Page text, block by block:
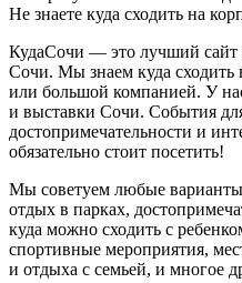
Не знаете куда сходить на
КудаСочи — это лучший сайт
Сочи. Мы знаем куда сходить
или большой компанией. У
и выставки Сочи. События
достопримечательности и
обязательно стоит посетить!
Мы советуем любые
отдых в парках,
куда можно сходить с
спортивные мероприятия,
и отдыха с семьей, и многое